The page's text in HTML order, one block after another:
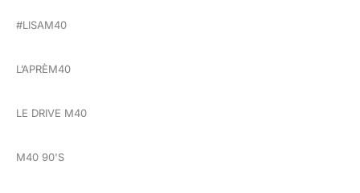
#LISAM40
L’APRÈM40
LE DRIVE M40
M40 90'S